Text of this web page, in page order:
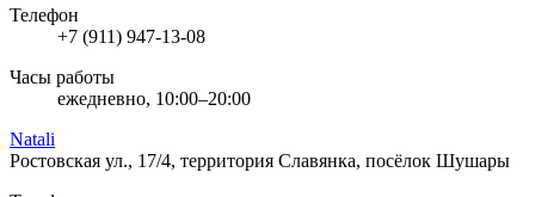
Телефон
+7 (911) 947-13-08
Часы работы
ежедневно, 10:00–20:00
Natali
Ростовская ул., 17/4, территория Славянка, посёлок Шушары